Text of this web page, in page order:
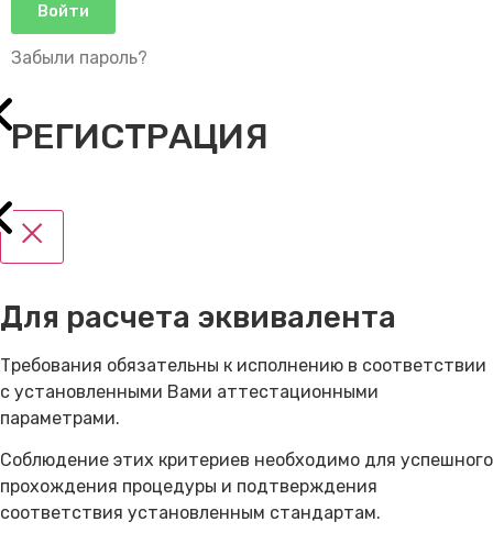
Войти
Забыли пароль?
РЕГИСТРАЦИЯ
Для расчета эквивалента
Требования обязательны к исполнению в соответствии
с установленными Вами аттестационными
параметрами.
Соблюдение этих критериев необходимо для успешного
прохождения процедуры и подтверждения
соответствия установленным стандартам.